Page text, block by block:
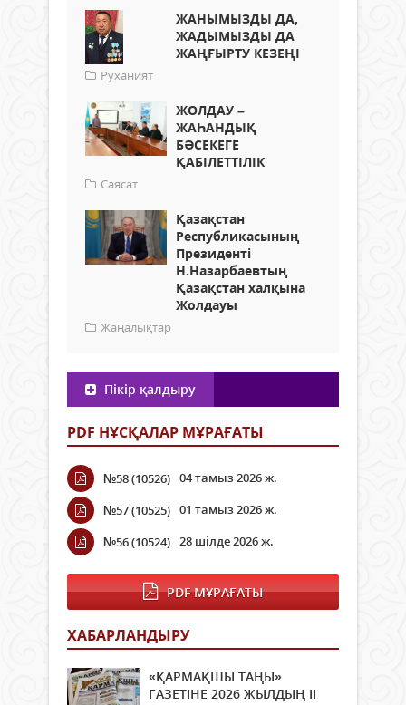
ЖАНЫМЫЗДЫ ДА,
ЖАДЫМЫЗДЫ ДА
ЖАҢҒЫРТУ КЕЗЕҢІ
Руханият
ЖОЛДАУ –
ЖАҺАНДЫҚ
БӘСЕКЕГЕ
ҚАБІЛЕТТІЛІК
Саясат
Қазақстан
Республикасының
Президенті
Н.Назарбаевтың
Қазақстан халқына
Жолдауы
Жаңалықтар
Пікір қалдыру
PDF НҰСҚАЛАР МҰРАҒАТЫ
№58 (10526) 04 тамыз 2026 ж.
№57 (10525) 01 тамыз 2026 ж.
№56 (10524) 28 шілде 2026 ж.
PDF МҰРАҒАТЫ
ХАБАРЛАНДЫРУ
«ҚАРМАҚШЫ ТАҢЫ»
ГАЗЕТІНЕ 2026 ЖЫЛДЫҢ ІI